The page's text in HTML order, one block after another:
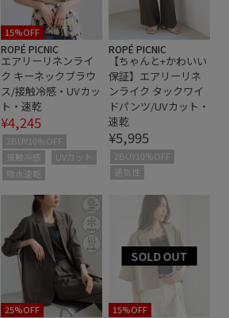
15%OFF
ROPÉ PICNIC
エアリーリネンライ
ク キーネックブラウ
ス/接触冷感・UVカッ
ト・速乾
¥4,245
2BUY10%OFF
接触冷感
UVカット
吸水速乾
ROPÉ PICNIC
【ちゃんと+かわいい
保証】エアリーリネ
ンライク タックワイ
ドパンツ/UVカット・
速乾
¥5,995
2BUY10%OFF
通気性
25%OFF 15%OFF